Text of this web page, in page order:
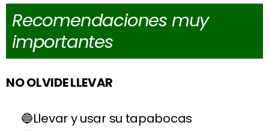
Recomendaciones muy
importantes
NO OLVIDE LLEVAR
Llevar y usar su tapabocas